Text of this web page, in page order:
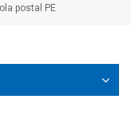
postal PE